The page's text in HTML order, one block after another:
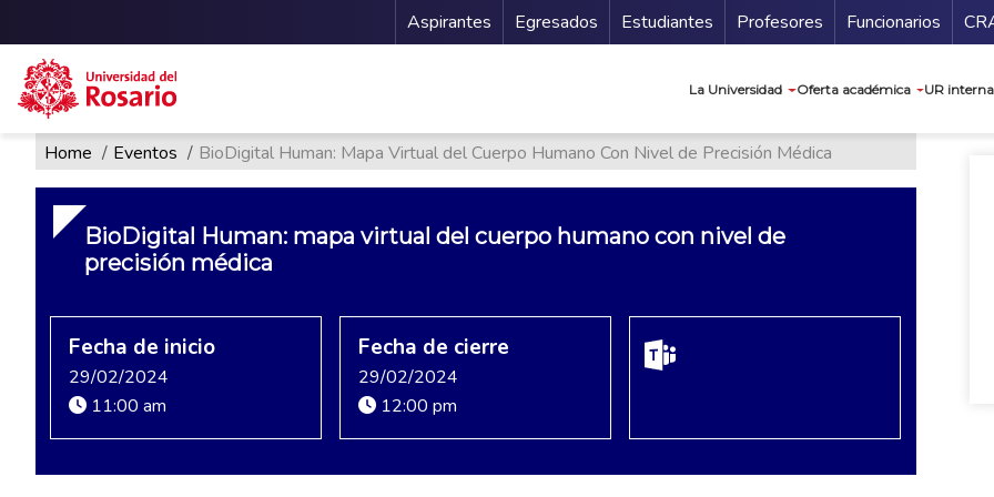
Pasar al contenido principal
Menu Secundario
Aspirantes Egresados Estudiantes Profesores Funcionarios
La Universidad Oferta académica UR
Ruta de navegación
Home Eventos BioDigital Human: Mapa Virtual del Cuerpo Humano Con Nivel de Precisión Médica
BioDigital Human: mapa virtual del cuerpo humano con nivel de
precisión médica
Fecha de inicio
29/02/2024
11:00 am
Fecha de cierre
29/02/2024
12:00 pm